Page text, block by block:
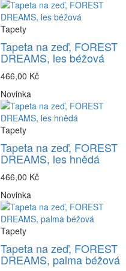
Tapety
Tapeta na zeď, FOREST
DREAMS, les béžová
466,00 Kč
Novinka
Tapety
Tapeta na zeď, FOREST
DREAMS, les hnědá
466,00 Kč
Novinka
Tapety
Tapeta na zeď, FOREST
DREAMS, palma béžová